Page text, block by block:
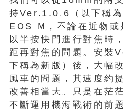
持Ver.1.0.6（以下稱為
EOS M，不論在近物或
以半按快門進行對焦時
距再對焦的問題。安裝
下稱為新版）後，大幅
風車的問題，其速度約
改善相當大。只是在茫
不斷運用機海戰術的前